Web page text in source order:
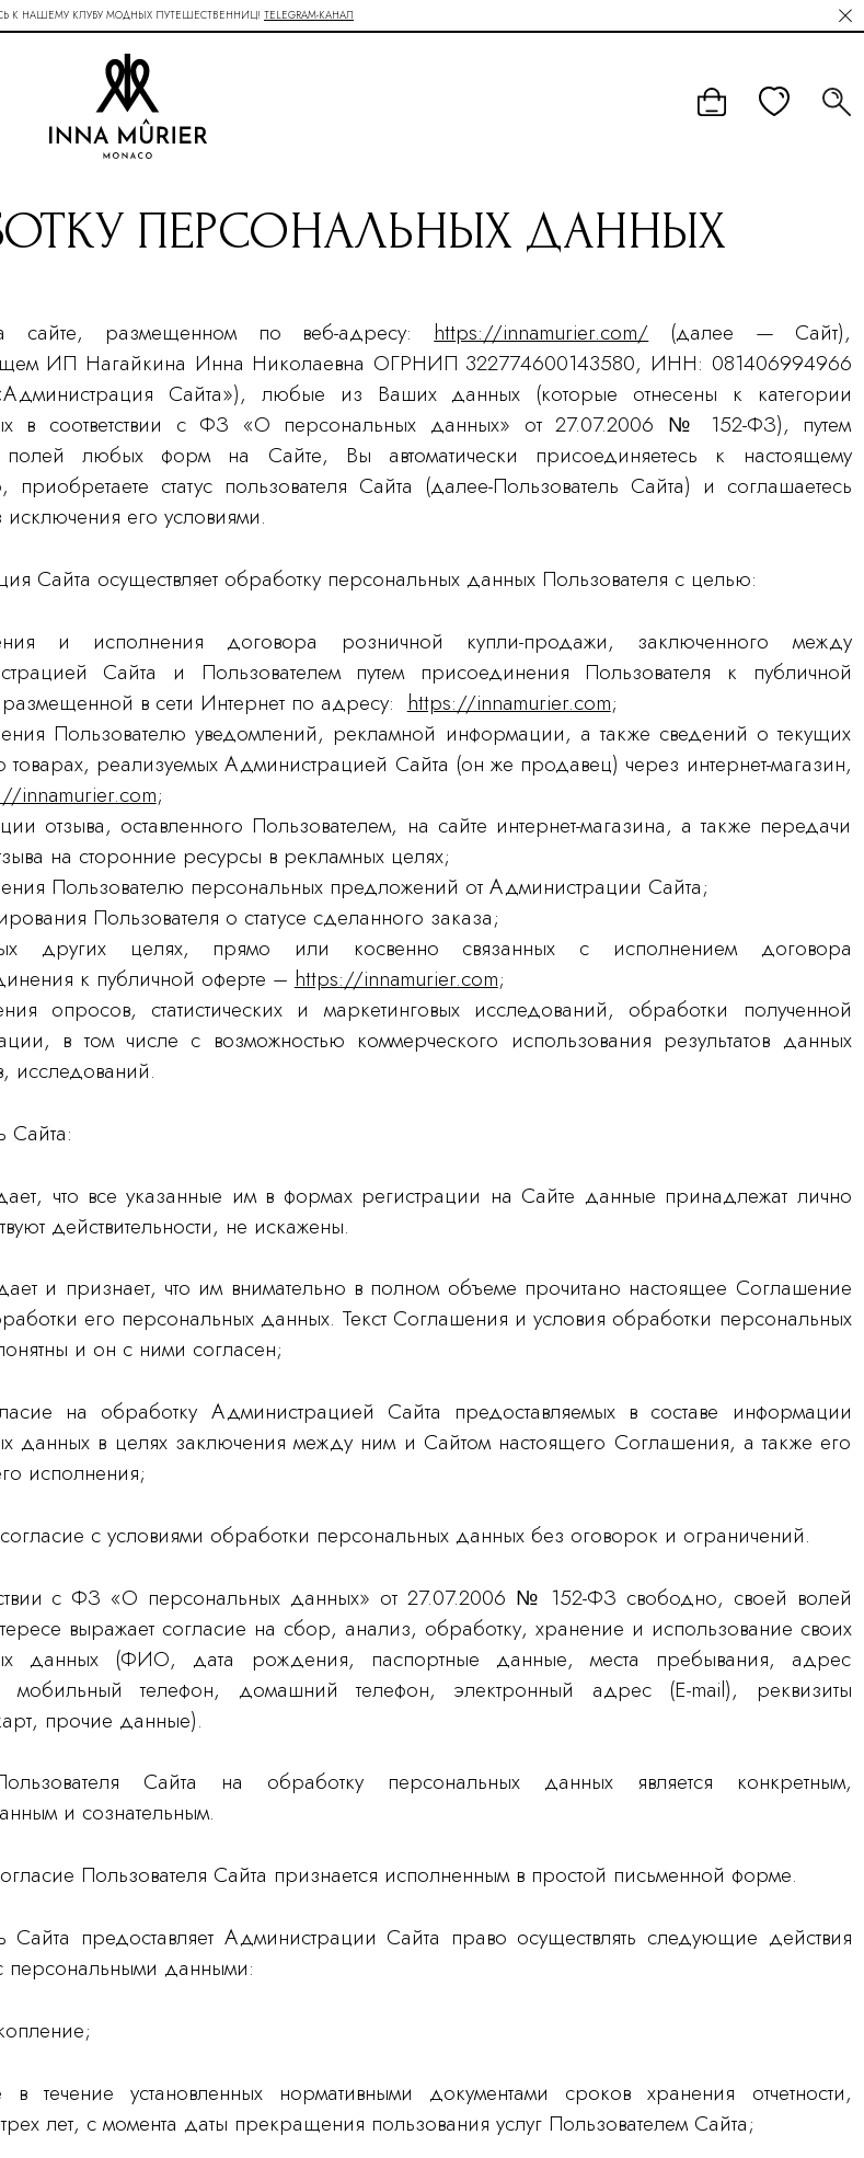
К НАШЕМУ КЛУБУ МОДНЫХ ПУТЕШЕСТВЕННИЦ! TELEGRAM-КАНАЛ
ПЕРСОНАЛЬНЫХ ДАННЫХ
сайте, размещенном по веб-адресу: https://innamurier.com/ (далее — Сайт),
ИП Нагайкина Инна Николаевна ОГРНИП 322774600143580, ИНН: 081406994966
Сайта»), любые из Ваших данных (которые отнесены к категории
в соответствии с ФЗ «О персональных данных» от 27.07.2006 № 152-ФЗ), путем
полей любых форм на Сайте, Вы автоматически присоединяетесь к настоящему
статус пользователя Сайта (далее-Пользователь Сайта) и соглашаетесь
его условиями.
Сайта осуществляет обработку персональных данных Пользователя с целью:
и исполнения договора розничной купли-продажи, заключенного между
Сайта и Пользователем путем присоединения Пользователя к публичной
в сети Интернет по адресу: https://innamurier.com;
Пользователю уведомлений, рекламной информации, а также сведений о текущих
товарах, реализуемых Администрацией Сайта (он же продавец) через интернет-магазин,
innamurier.com;
отзыва, оставленного Пользователем, на сайте интернет-магазина, а также передачи
на сторонние ресурсы в рекламных целях;
Пользователю персональных предложений от Администрации Сайта;
Пользователя о статусе сделанного заказа;
других целях, прямо или косвенно связанных с исполнением договора
к публичной оферте – https://innamurier.com;
опросов, статистических и маркетинговых исследований, обработки полученной
в том числе с возможностью коммерческого использования результатов данных
исследований.
Сайта:
что все указанные им в формах регистрации на Сайте данные принадлежат лично
действительности, не искажены.
и признает, что им внимательно в полном объеме прочитано настоящее Соглашение
его персональных данных. Текст Соглашения и условия обработки персональных
и он с ними согласен;
на обработку Администрацией Сайта предоставляемых в составе информации
данных в целях заключения между ним и Сайтом настоящего Соглашения, а также его
исполнения;
с условиями обработки персональных данных без оговорок и ограничений.
с ФЗ «О персональных данных» от 27.07.2006 № 152-ФЗ свободно, своей волей
выражает согласие на сбор, анализ, обработку, хранение и использование своих
данных (ФИО, дата рождения, паспортные данные, места пребывания, адрес
мобильный телефон, домашний телефон, электронный адрес (E-mail), реквизиты
прочие данные).
Сайта на обработку персональных данных является конкретным,
и сознательным.
Пользователя Сайта признается исполненным в простой письменной форме.
Сайта предоставляет Администрации Сайта право осуществлять следующие действия
персональными данными:
течение установленных нормативными документами сроков хранения отчетности,
лет, с момента даты прекращения пользования услуг Пользователем Сайта;